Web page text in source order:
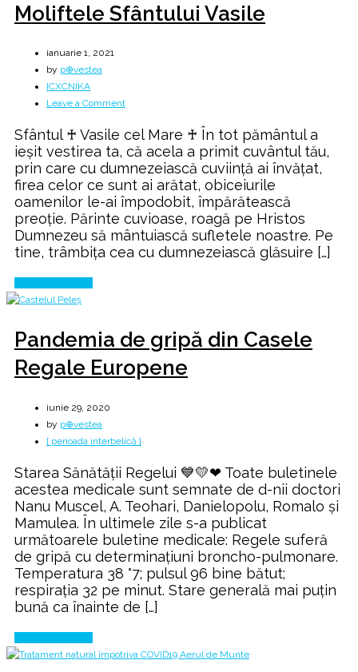
Moliftele Sfântului Vasile
ianuarie 1, 2021
by p⊕vestea
ICXCNIKA
Leave a Commenton
Sfântului
Vasile
Sfântul ♰ Vasile cel Mare ♰ În tot pământul a
ieşit vestirea ta, că acela a primit cuvântul tău,
prin care cu dumnezeiască cuviinţă ai învăţat,
firea celor ce sunt ai arătat, obiceiurile
oamenilor le-ai împodobit, împărătească
preoţie. Părinte cuvioase, roagă pe Hristos
Dumnezeu să mântuiască sufletele noastre. Pe
tine, trâmbiţa cea cu dumnezeiască glăsuire […]
Pandemia de gripă din Casele
Regale Europene
iunie 29, 2020
by p⊕vestea
[ perioada interbelică ]
Starea Sănătății Regelui 💙💛❤ Toate buletinele
acestea medicale sunt semnate de d-nii doctori
Nanu Muscel, A. Teohari, Danielopolu, Romalo și
Mamulea. În ultimele zile s-a publicat
următoarele buletine medicale: Regele suferă
de gripă cu determinațiuni broncho-pulmonare.
Temperatura 38 °7; pulsul 96 bine bătut;
respirația 32 pe minut. Stare generală mai puțin
bună ca înainte de […]